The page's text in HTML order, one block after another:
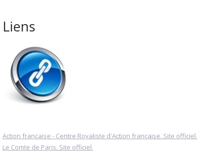
Liens
Action française - Centre Royaliste d'Action française. Site officiel.
Le Comte de Paris. Site officiel.